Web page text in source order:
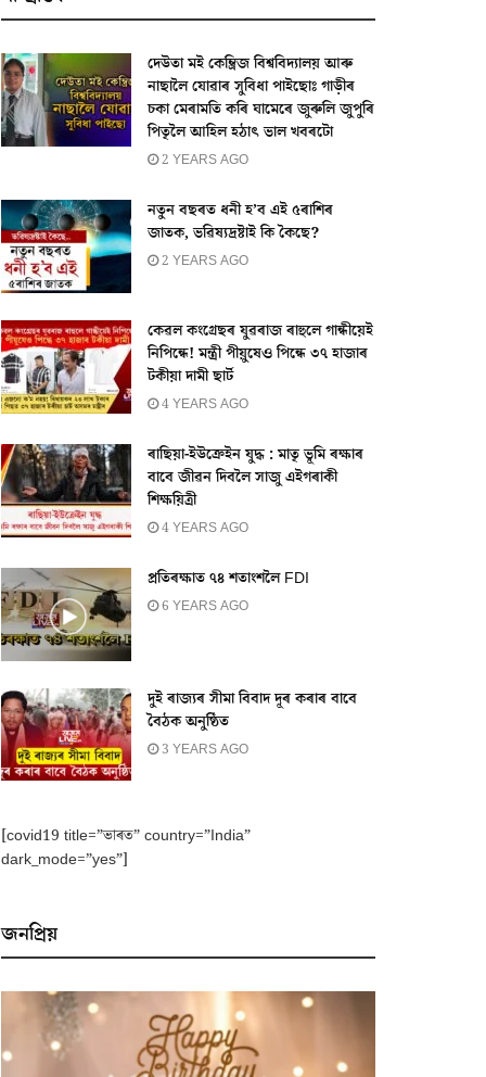
দেউতা মই কেম্ব্ৰিজ বিশ্ববিদ্যালয় আৰু
নাছালৈ যোৱাৰ সুবিধা পাইছোঃ গাড়ীৰ
চকা মেৰামতি কৰি ঘামেৰে জুৰুলি জুপুৰি
পিতৃলৈ আহিল হঠাৎ ভাল খবৰটো
2 YEARS AGO
নতুন বছৰত ধনী হ’ব এই ৫ৰাশিৰ
জাতক, ভৱিষ্যদ্ৰষ্টাই কি কৈছে?
2 YEARS AGO
কেৱল কংগ্ৰেছৰ যুৱৰাজ ৰাহুলে গান্ধীয়েই
নিপিন্ধে! মন্ত্ৰী পীয়ুষেও পিন্ধে ৩৭ হাজাৰ
টকীয়া দামী ছাৰ্ট
4 YEARS AGO
ৰাছিয়া-ইউক্ৰেইন যুদ্ধ : মাতৃ ভূমি ৰক্ষাৰ
বাবে জীৱন দিবলৈ সাজু এইগৰাকী
শিক্ষয়িত্ৰী
4 YEARS AGO
প্ৰতিৰক্ষাত ৭৪ শতাংশলৈ FDI
6 YEARS AGO
দুই ৰাজ্যৰ সীমা বিবাদ দূৰ কৰাৰ বাবে
বৈঠক অনুষ্ঠিত
3 YEARS AGO
[covid19 title=”ভাৰত” country=”India”
dark_mode=”yes”]
জনপ্ৰিয়